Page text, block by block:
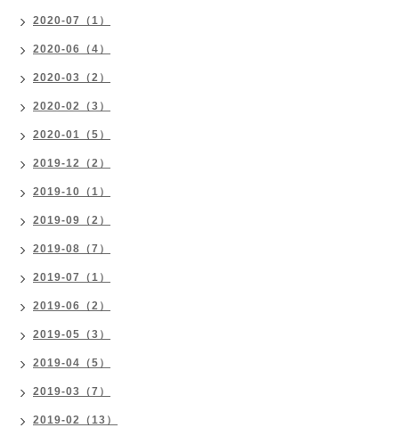
2020-07（1）
2020-06（4）
2020-03（2）
2020-02（3）
2020-01（5）
2019-12（2）
2019-10（1）
2019-09（2）
2019-08（7）
2019-07（1）
2019-06（2）
2019-05（3）
2019-04（5）
2019-03（7）
2019-02（13）